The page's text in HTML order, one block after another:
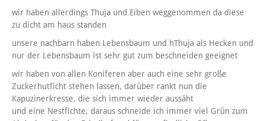
wir haben allerdings Thuja und Eiben weggenommen da diese
zu dicht am haus standen
unsere nachbarn haben Lebensbaum und hThuja als Hecken und
nur der Lebensbaum ist sehr gut zum beschneiden geeignet
wir haben von allen Koniferen aber auch eine sehr große
Zuckerhutficht stehen lassen, darüber rankt nun die
Kapuzinerkresse, die sich immer wieder aussäht
und eine Nestfichte, daraus schneide ich immer viel Grün zum